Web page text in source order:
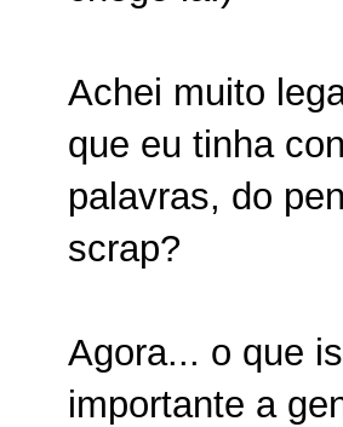
Achei muito
que eu tinha
palavras, do
scrap?
Agora... o que
importante a